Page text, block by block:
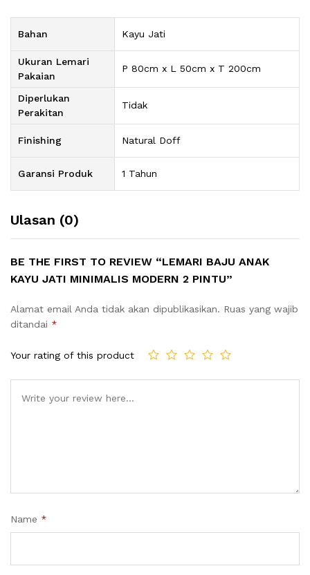
Bahan Kayu Jati
Ukuran Lemari
Pakaian
P 80cm x L 50cm x T 200cm
Diperlukan
Perakitan
Tidak
Finishing Natural Doff
Garansi Produk 1 Tahun
Ulasan (0)
BE THE FIRST TO REVIEW “LEMARI BAJU ANAK
KAYU JATI MINIMALIS MODERN 2 PINTU”
Alamat email Anda tidak akan dipublikasikan. Ruas yang wajib
ditandai *
Your rating of this product
Name *